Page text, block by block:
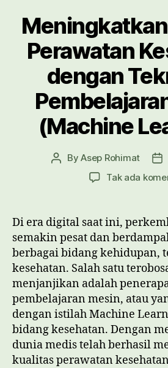
Perawatan
dengan
(Machine
PostByAsep Rohimat
Tak ada
Di era digital saat ini,
semakin pesat dan
berbagai bidang kehidupan,
kesehatan. Salah satu
menjanjikan adalah
pembelajaran mesin, atau
dengan istilah Machine
bidang kesehatan. Dengan
dunia medis telah berhasil
kualitas perawatan